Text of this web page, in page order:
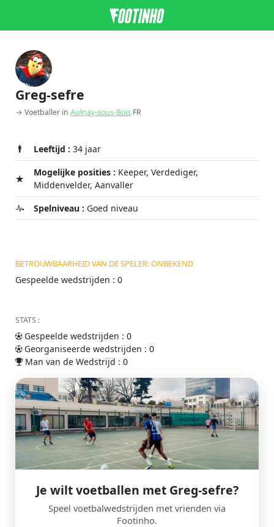
Greg-sefre
→ Voetballer in Aulnay-sous-Bois FR
Leeftijd : 34 jaar
Mogelijke posities : Keeper, Verdediger,
Middenvelder, Aanvaller
Spelniveau : Goed niveau
BETROUWBAARHEID VAN DE SPELER: ONBEKEND
Gespeelde wedstrijden : 0
STATS :
Gespeelde wedstrijden : 0
Georganiseerde wedstrijden : 0
Man van de Wedstrijd : 0
Je wilt voetballen met Greg-sefre?
Speel voetbalwedstrijden met vrienden via
Footinho.